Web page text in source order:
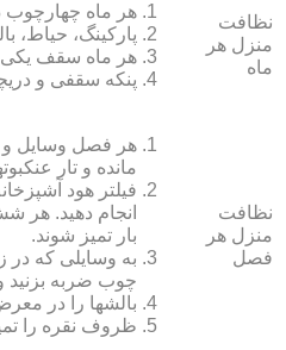
نظافت
منزل هر
ماه
هر ماه
پارکینگ، حیاط،
هر ماه سقف یکی
پنکه سقفی و
نظافت
منزل هر
فصل
هر فصل وسایل و
مانده و تار
فیلتر هود
انجام دهید. هر
بار تمیز شوند.
به وسایلی که در
چوب ضربه بزنید و
بالش‏ها را در
ظروف نقره را